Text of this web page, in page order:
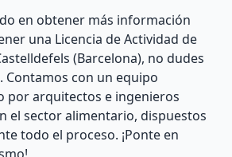
en obtener más información
una Licencia de Actividad de
(Barcelona), no dudes
Contamos con un equipo
por arquitectos e ingenieros
el sector alimentario, dispuestos
todo el proceso. ¡Ponte en